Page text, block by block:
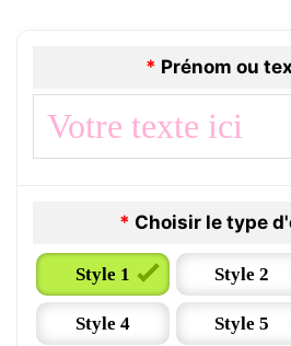
* Prénom ou
* Choisir le type
Style 1 Style 2
Style 4 Style 5